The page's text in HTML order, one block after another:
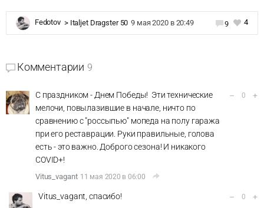
Fedotov > Italjet Dragster 50 9 мая 2020 в 20:49 9 4
Комментарии 9
С праздником - Днем Победы! Эти технические
мелочи, повылазившие в начале, ничто по
сравнению с "россыпью" мопеда на полу гаража
при его реставрации. Руки правильные, голова
есть - это важно. Доброго сезона! И никакого
COVID+!
Vitus_vagant 11 мая 2020 в 06:00
– 0 +
Vitus_vagant, спасибо! – 0 +